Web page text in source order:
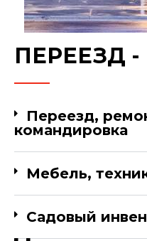
ПЕРЕЕЗД
Переезд,
командировка
Мебель,
Садовый